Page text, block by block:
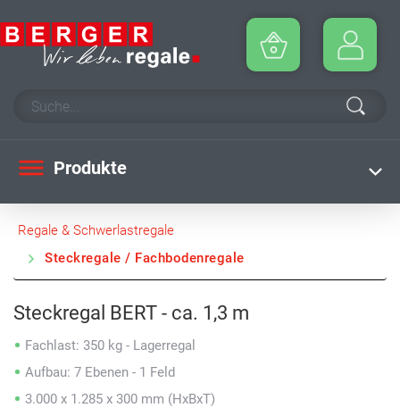
Produkte
Regale & Schwerlastregale
Steckregale / Fachbodenregale
Steckregal BERT - ca. 1,3 m
Fachlast: 350 kg - Lagerregal
Aufbau: 7 Ebenen - 1 Feld
3.000 x 1.285 x 300 mm (HxBxT)